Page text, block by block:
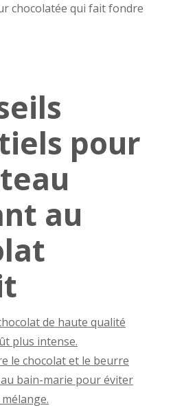
chocolatée qui fait fondre
pour
au
de haute qualité
plus intense.
le chocolat et le beurre
bain-marie pour éviter